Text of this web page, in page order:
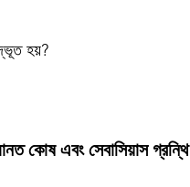
হয়?
কোষ এবং সেবাসিয়াস গ্রন্থি